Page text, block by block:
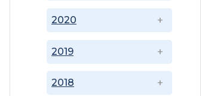
2018
2019
2020